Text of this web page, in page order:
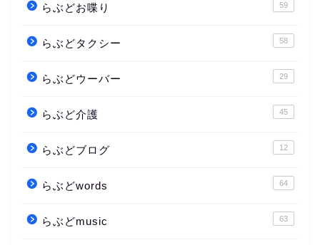
らぶどお喋り 59
らぶどタクシー 58
らぶどウーバー 29
らぶど介護 45
らぶどブログ 12
らぶどwords 64
らぶどmusic 63